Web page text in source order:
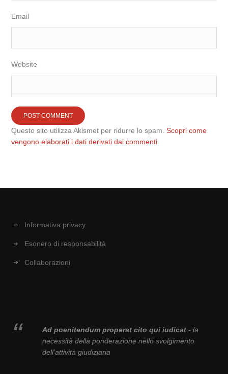
Email
Website
Questo sito utilizza Akismet per ridurre lo spam.Scopri come
vengono elaborati i dati derivati dai commenti
Informativa privacy
Esonero di responsabilità
Collaborazioni
Ad poenitendum properat cito qui iudicat- la
necessità della ponderazione nello svolgimento
dell'attività giudiziaria